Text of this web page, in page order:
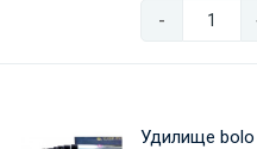
-
Удилище bolo